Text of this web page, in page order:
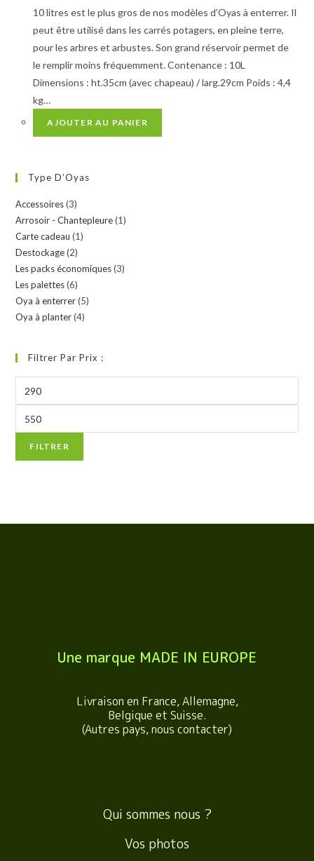
10 litres est le plus gros de nos modèles d’Oyas à enterrer. Il
peut être utilisé dans les carrés potagers, en pleine terre,
pour les arbres et arbustes. Son grand réservoir permet de
le remplir moins fréquemment. Contenance : 10L
Dimensions : ht.35cm (avec chapeau) / larg.29cm Poids : 4,4
kg…
AJOUTER AU PANIER
Type D’Oyas
Accessoires (3)
Arrosoir - Chantepleure (1)
Carte cadeau (1)
Destockage (2)
Les packs économiques (3)
Les palettes (6)
Oya à enterrer (5)
Oya à planter (4)
Filtrer Par Prix :
FILTRER
Une marque MADE IN EUROPE
Livraison en France, Allemagne,
Belgique et Suisse.
(Autres pays, nous contacter)
Qui sommes nous ?
Vos photos